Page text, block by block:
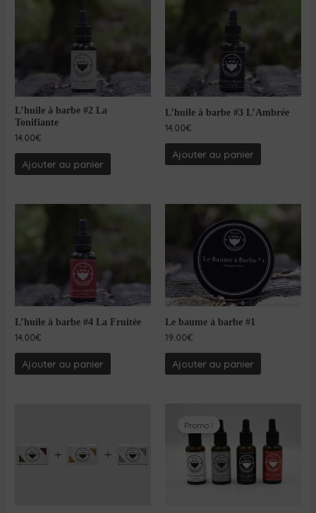
L’huile à barbe #2 La
Tonifiante
14.00€
Ajouter au panier
L’huile à barbe #3 L’Ambrée
14.00€
Ajouter au panier
L’huile à barbe #4 La Fruitée
14.00€
Ajouter au panier
Le baume à barbe #1
19.00€
Ajouter au panier
Promo !